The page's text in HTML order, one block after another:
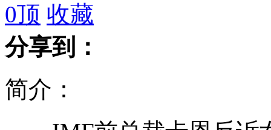
实拍城管与夫妻小贩暴打流血冲突
破解电子秤作弊4种新方法
0顶 收藏
分享到：
简介：